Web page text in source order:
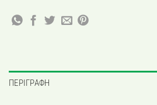
ΠΕΡΙΓΡΑΦΉ